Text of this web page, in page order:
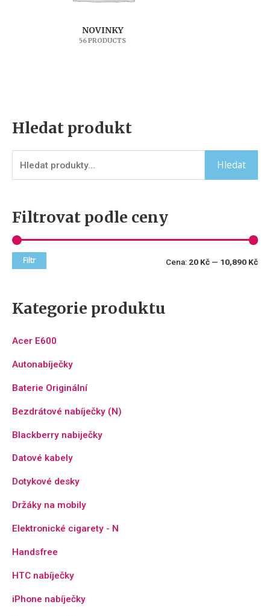
Hledat produkt
Hledat
Filtrovat podle ceny
Filtr Cena: 20 Kč — 10,890 Kč
Kategorie produktu
Acer E600
Autonabíječky
Baterie Originální
Bezdrátové nabíječky (N)
Blackberry nabiječky
Datové kabely
Dotykové desky
Držáky na mobily
Elektronické cigarety - N
Handsfree
HTC nabíječky
iPhone nabíječky
NOVINKY
56 PRODUCTS